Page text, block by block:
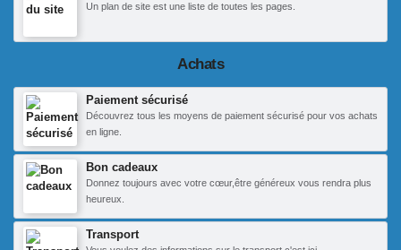
Un plan de site est une liste de toutes les pages.
Achats
Paiement sécurisé
Découvrez tous les moyens de paiement sécurisé pour vos achats
en ligne.
Bon cadeaux
Donnez toujours avec votre cœur,être généreux vous rendra plus
heureux.
Transport